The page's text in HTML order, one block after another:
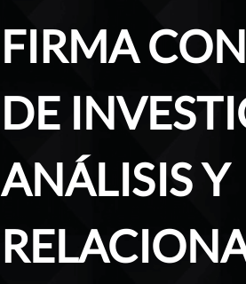
FIRMA
DE
ANÁLISIS Y